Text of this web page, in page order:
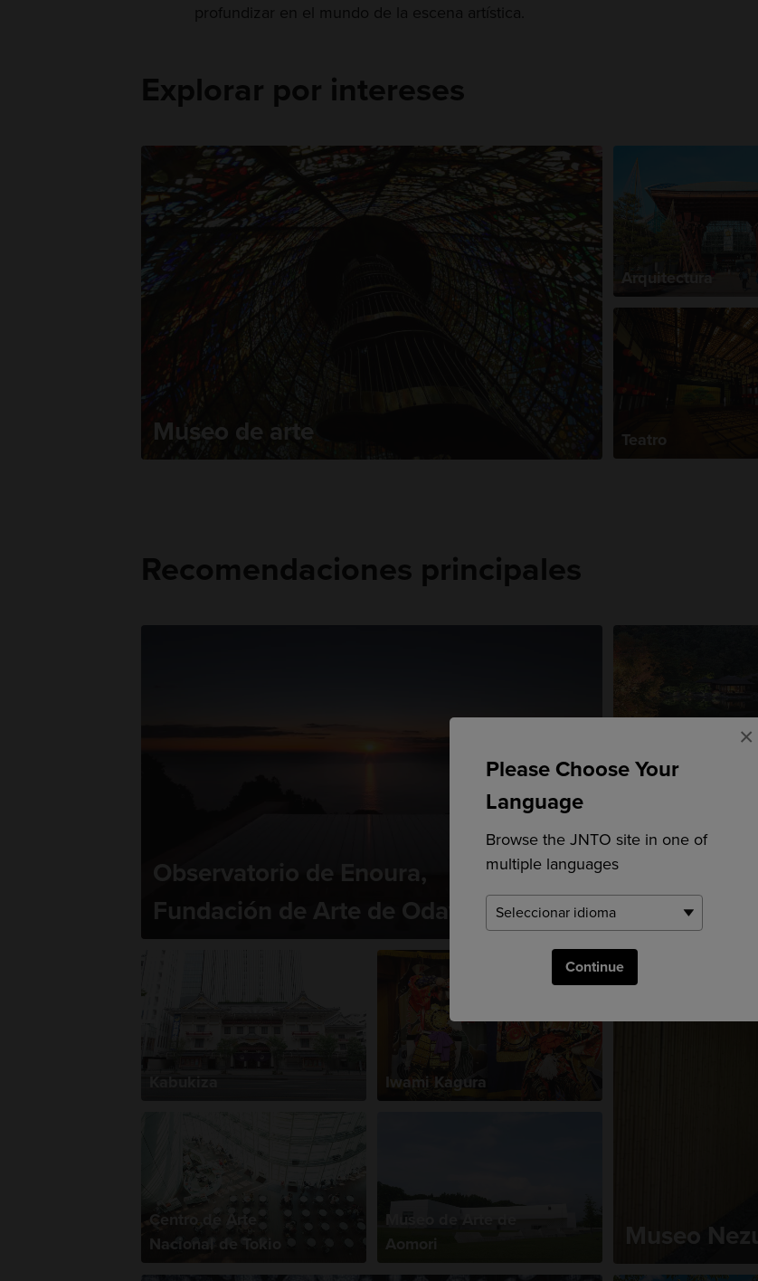
Please Choose Your
Language
Browse the JNTO site in one of
multiple languages
Continue
×
profundizar en el mundo de la escena artística.
Explorar por intereses
Museo de arte
Arquitectura
Teatro
Recomendaciones principales
Observatorio de Enoura,
Fundación de Arte de Odawara
Takamatsu
Contemporáneo del
Siglo XXI
Museo Nezu
Iwami Kagura
Centro de Arte
Nacional de Tokio
Aomori